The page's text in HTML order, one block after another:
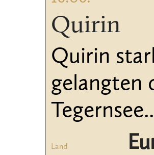
Quirin
Quirin
gelangten
Tegernsee..
Land